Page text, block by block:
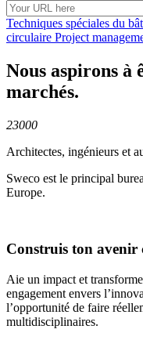
Techniques spéciales du
circulaire Project
Nous aspirons à
marchés.
23000
Architectes, ingénieurs et
Sweco est le principal
Europe.
Construis ton avenir
Aie un impact et
engagement envers
l’opportunité de faire
multidisciplinaires.